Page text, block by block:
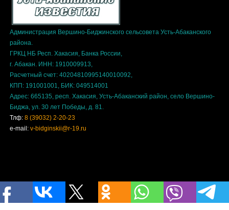
Администрация Вершино-Биджинского сельсовета Усть-Абаканского
района.
ГРКЦ НБ Респ. Хакасия, Банка России,
г. Абакан. ИНН: 1910009913,
Расчетный счет: 40204810995140010092,
КПП: 191001001, БИК: 049514001
Адрес: 665135, респ. Хакасия, Усть-Абаканский район, село Вершино-
Биджа, ул. 30 лет Победы, д. 81.
Тлф: 8 (39032) 2-20-23
e-mail: v-bidginskii@r-19.ru